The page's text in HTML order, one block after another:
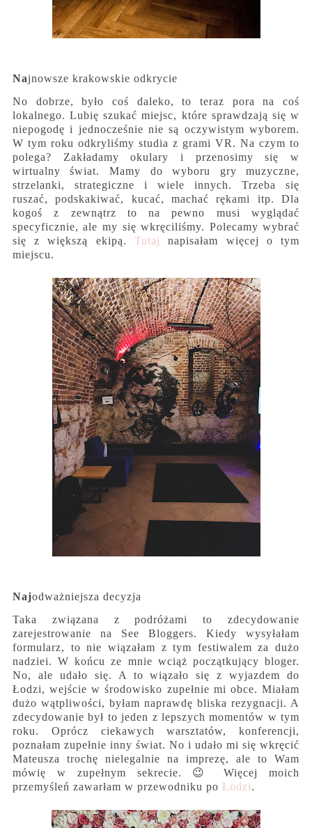
Najnowsze krakowskie odkrycie
No dobrze, było coś daleko, to teraz pora na coś
lokalnego. Lubię szukać miejsc, które sprawdzają się w
niepogodę i jednocześnie nie są oczywistym wyborem.
W tym roku odkryliśmy studia z grami VR. Na czym to
polega? Zakładamy okulary i przenosimy się w
wirtualny świat. Mamy do wyboru gry muzyczne,
strzelanki, strategiczne i wiele innych. Trzeba się
ruszać, podskakiwać, kucać, machać rękami itp. Dla
kogoś z zewnątrz to na pewno musi wyglądać
specyficznie, ale my się wkręciliśmy. Polecamy wybrać
się z większą ekipą. Tutaj
napisałam więcej o tym
miejscu.
Najodważniejsza decyzja
Taka związana z podróżami to zdecydowanie
zarejestrowanie na See Bloggers. Kiedy wysyłałam
formularz, to nie wiązałam z tym festiwalem za dużo
nadziei. W końcu ze mnie wciąż początkujący bloger.
No, ale udało się. A to wiązało się z wyjazdem do
Łodzi, wejście w środowisko zupełnie mi obce. Miałam
dużo wątpliwości, byłam naprawdę bliska rezygnacji. A
zdecydowanie był to jeden z lepszych momentów w tym
roku. Oprócz ciekawych warsztatów, konferencji,
poznałam zupełnie inny świat. No i udało mi się wkręcić
Mateusza trochę nielegalnie na imprezę, ale to Wam
mówię w zupełnym sekrecie. 😉 Więcej moich
przemyśleń zawarłam w przewodniku po Łodzi.